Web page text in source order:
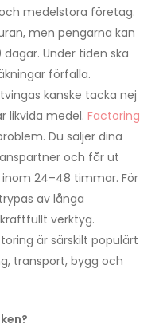
medelstora företag.
men pengarna kan
Under tiden ska
förfalla.
kanske tacka nej
likvida medel.Factoring
Du säljer dina
och får ut
24–48 timmar. För
av långa
verktyg.
är särskilt populärt
transport, bygg och